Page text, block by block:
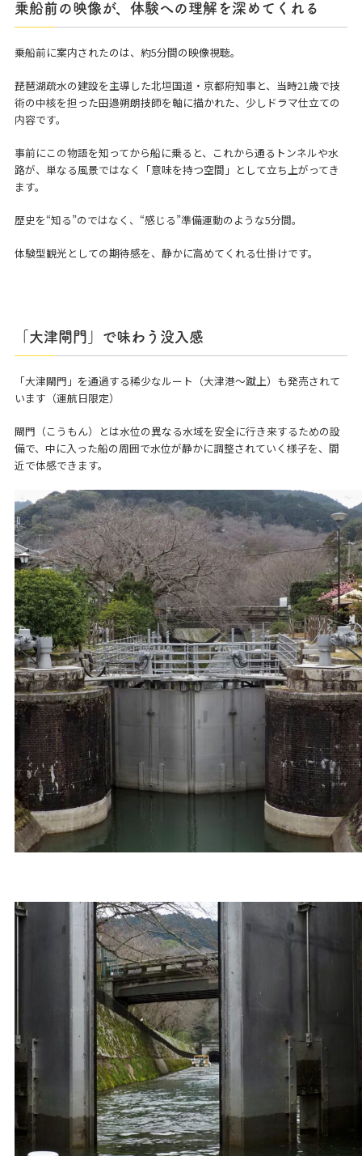
乗船前の映像が、体験への理解を深めてくれる
乗船前に案内されたのは、約5分間の映像視聴。
琵琶湖疏水の建設を主導した北垣国道・京都府知事と、当時21歳で技
術の中核を担った田邉朔朗技師を軸に描かれた、少しドラマ仕立ての
内容です。
事前にこの物語を知ってから船に乗ると、これから通るトンネルや水
路が、単なる風景ではなく「意味を持つ空間」として立ち上がってき
ます。
歴史を“知る”のではなく、“感じる”準備運動のような5分間。
体験型観光としての期待感を、静かに高めてくれる仕掛けです。
「大津閘門」で味わう没入感
「大津閘門」を通過する稀少なルート（大津港～蹴上）も発売されて
います（運航日限定）
閘門（こうもん）とは水位の異なる水域を安全に行き来するための設
備で、中に入った船の周囲で水位が静かに調整されていく様子を、間
近で体感できます。